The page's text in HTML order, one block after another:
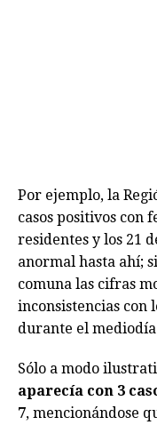
Por ejemplo, la
casos positivos con
residentes y los 21
anormal hasta ahí;
comuna las cifras
inconsistencias con
durante el
Sólo a modo
aparecía con 3
7, mencionándose